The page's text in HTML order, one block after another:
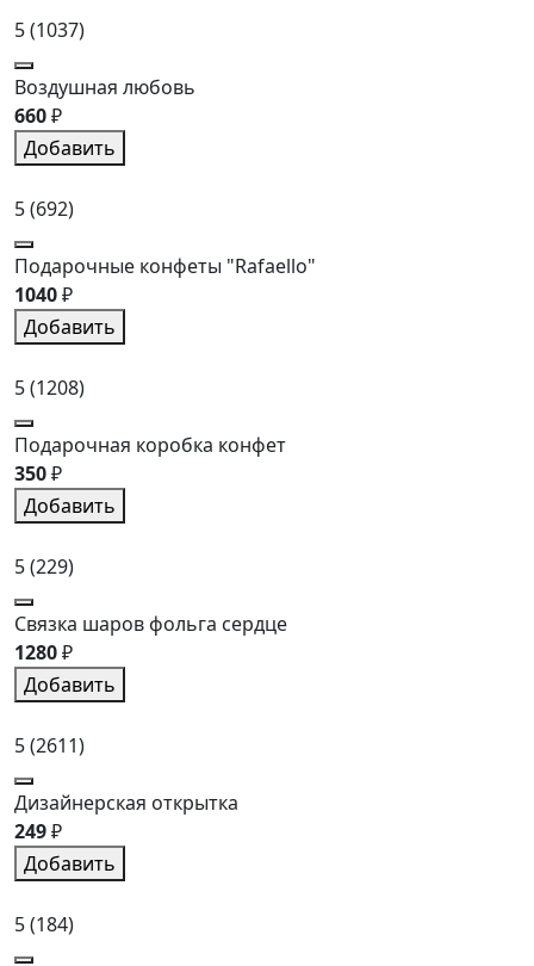
5(1037)
Воздушная любовь
660₽
Добавить
5(692)
Подарочные конфеты "Rafaello"
1040₽
Добавить
5(1208)
Подарочная коробка конфет
350₽
Добавить
5(229)
Связка шаров фольга сердце
1280₽
Добавить
5(2611)
Дизайнерская открытка
249₽
Добавить
5(184)